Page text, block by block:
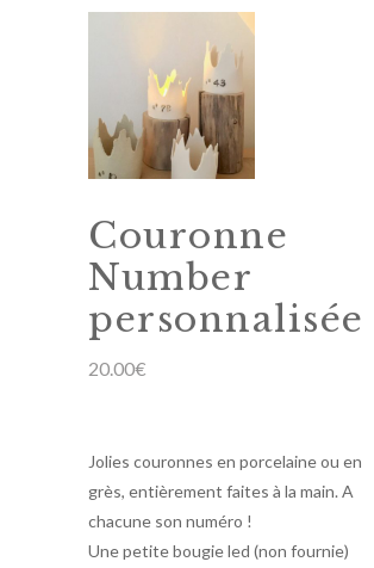
Couronne
Number
personnalisée
20.00€
Jolies couronnes en porcelaine ou en
grès, entièrement faites à la main. A
chacune son numéro !
Une petite bougie led (non fournie)